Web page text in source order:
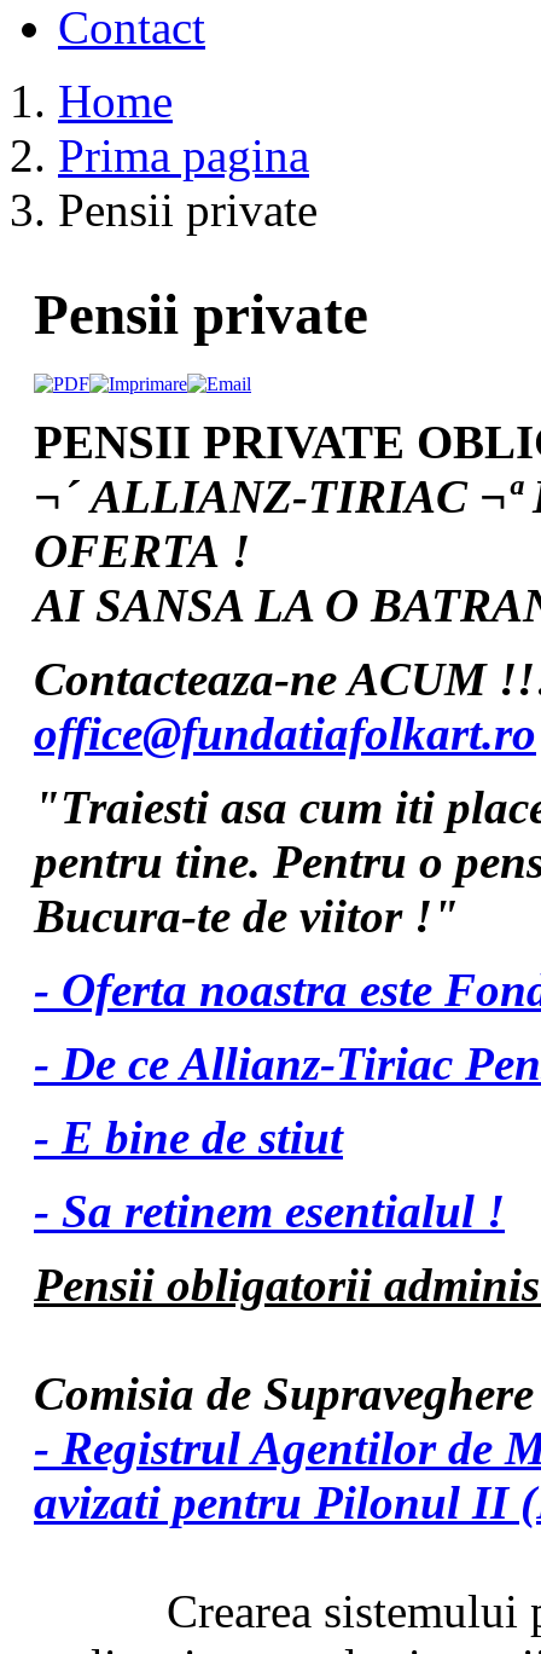
Contact
Home
Prima pagina
Pensii private
Pensii private
PENSII PRIVATE
¬´ ALLIANZ-TIRIAC
OFERTA !
AI SANSA LA O
Contacteaza-ne ACUM
office@fundatiafolkart.ro
"Traiesti asa cum iti
pentru tine. Pentru o
Bucura-te de viitor !"
- Oferta noastra este
- De ce Allianz-Tiriac
- E bine de stiut
- Sa retinem esentialul !
Pensii obligatorii
Comisia de
- Registrul Agentilor de
avizati pentru Pilonul II
Crearea sistemului